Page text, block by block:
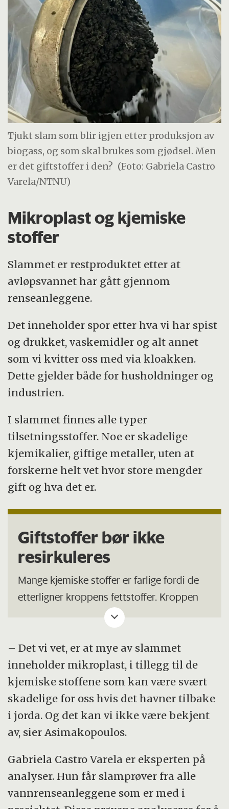
Tjukt slam som blir igjen etter produksjon av
biogass, og som skal brukes som gjødsel. Men
er det giftstoffer i den? (Foto: Gabriela Castro
Varela/NTNU)
Mikroplast og kjemiske
stoffer
Slammet er restproduktet etter at
avløpsvannet har gått gjennom
renseanleggene.
Det inneholder spor etter hva vi har spist
og drukket, vaskemidler og alt annet
som vi kvitter oss med via kloakken.
Dette gjelder både for husholdninger og
industrien.
I slammet finnes alle typer
tilsetningsstoffer. Noe er skadelige
kjemikalier, giftige metaller, uten at
forskerne helt vet hvor store mengder
gift og hva det er.
Giftstoffer bør ikke
resirkuleres
Mange kjemiske stoffer er farlige fordi de
etterligner kroppens fettstoffer. Kroppen
tror de er naturlige og klarer ikke å skille
dem ut. Et eksempel: PFAS er kjemikalier
med vann- og fettavisende egenskaper
som er mye brukt i storindustri. Disse
stoffene er skadelige for miljøet og bør ikke
gjeninnføres gjennom biogjødsel fra slam.
– Det vi vet, er at mye av slammet
inneholder mikroplast, i tillegg til de
kjemiske stoffene som kan være svært
skadelige for oss hvis det havner tilbake
i jorda. Og det kan vi ikke være bekjent
av, sier Asimakopoulos.
Gabriela Castro Varela er eksperten på
analyser. Hun får slamprøver fra alle
vannrenseanleggene som er med i